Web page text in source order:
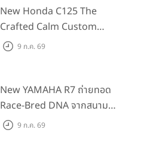
555 คันแรกรับฟรี Adapter
Type2 ฟรี
New Honda C125 The
Crafted Calm Custom
Edition ถ่ายทอดความคลาสสิ
House Flagship Store ทั่ว
ประเทศ
9 ก.ค. 69
New YAMAHA R7 ถ่ายทอด
Race-Bred DNA จากสนาม
แข่งสู่ซูเปอร์สปอร์ตคลาสกลาง
9 ก.ค. 69